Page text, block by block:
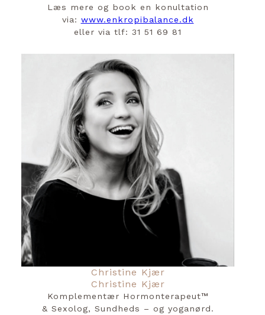
Læs mere og book en konultation
via: www.enkropibalance.dk
eller via tlf: 31 51 69 81
Christine Kjær
Christine Kjær
Komplementær Hormonterapeut™️
& Sexolog, Sundheds – og yoganørd.